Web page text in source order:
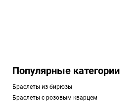
Популярные категории
Браслеты из бирюзы
Браслеты с розовым кварцем